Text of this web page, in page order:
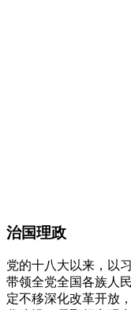
治国理政
党的十八大以来，以
带领全党全国各族人
定不移深化改革开放